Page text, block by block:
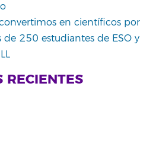
en científicos por
de 250 estudiantes de ESO y
RECIENTES